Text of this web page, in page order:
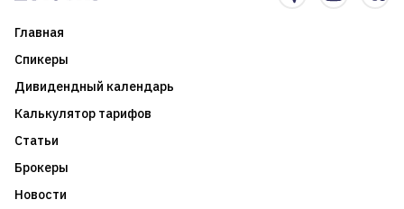
Главная
Спикеры
Дивидендный календарь
Калькулятор тарифов
Статьи
Брокеры
Новости